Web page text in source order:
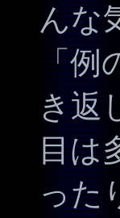
んな
「
き返
目は
った